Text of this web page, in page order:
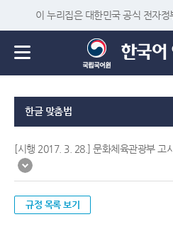
이 누리집은 대한민국 공식 전자정
한글 맞춤법
[시행 2017. 3. 28.] 문화체육관광부
규정 목록 보기